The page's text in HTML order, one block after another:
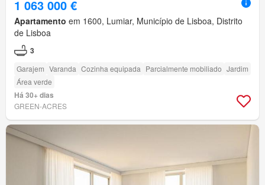
1 063 000 €
Apartamento em 1600, Lumiar, Município de Lisboa, Distrito
de Lisboa
3
Garajem Varanda Cozinha equipada Parcialmente mobiliado Jardim
Área verde
Há 30+ dias
GREEN-ACRES